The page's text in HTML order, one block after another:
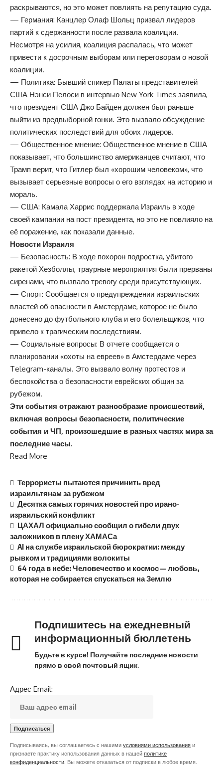
раскрываются, но это может повлиять на репутацию суда.
— Германия: Канцлер Олаф Шольц призвал лидеров
партий к сдержанности после развала коалиции.
Несмотря на усилия, коалиция распалась, что может
привести к досрочным выборам или переговорам о новой
коалиции.
— Политика: Бывший спикер Палаты представителей
США Нэнси Пелоси в интервью New York Times заявила,
что президент США Джо Байден должен был раньше
выйти из предвыборной гонки. Это вызвало обсуждение
политических последствий для обоих лидеров.
— Общественное мнение: Общественное мнение в США
показывает, что большинство американцев считают, что
Трамп верит, что Гитлер был «хорошим человеком», что
вызывает серьезные вопросы о его взглядах на историю и
мораль.
— США: Камала Харрис поддержала Израиль в ходе
своей кампании на пост президента, но это не повлияло на
её поражение, как показали данные.
Новости Израиля
— Безопасность: В ходе похорон подростка, убитого
ракетой Хезболлы, траурные мероприятия были прерваны
сиренами, что вызвало тревогу среди присутствующих.
— Спорт: Сообщается о предупреждении израильских
властей об опасности в Амстердаме, которое не было
донесено до футбольного клуба и его болельщиков, что
привело к трагическим последствиям.
— Социальные вопросы: В отчете сообщается о
планировании «охоты на евреев» в Амстердаме через
Telegram-каналы. Это вызвало волну протестов и
беспокойства о безопасности еврейских общин за
рубежом.
Эти события отражают разнообразие происшествий,
включая вопросы безопасности, политические
события и ЧП, произошедшие в разных частях мира за
последние часы.
Read More
Террористы пытаются причинить вред
израильтянам за рубежом
Десятка самых горячих новостей про ирано-
израильский конфликт
ЦАХАЛ официально сообщил о гибели двух
заложников в плену ХАМАСа
AI на службе израильской бюрократии: между
рывком и традициями волокиты
64 года в небе: Человечество и космос — любовь,
которая не собирается спускаться на Землю
Подпишитесь на ежедневный
информационный бюллетень
Будьте в курсе! Получайте последние новости
прямо в свой почтовый ящик.
Адрес Email:
Подписываясь, вы соглашаетесь с нашими условиями использования и
признаете практику использования данных в нашей политике
конфиденциальности . Вы можете отказаться от подписки в любое время.